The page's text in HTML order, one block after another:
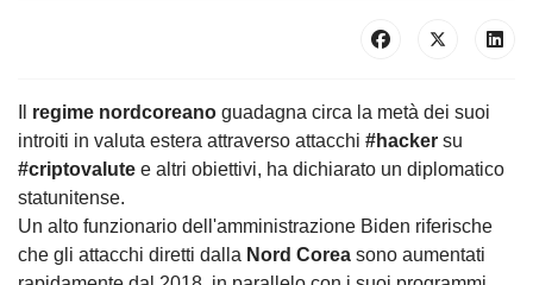
regime nordcoreano guadagna circa la metà dei suoi
introiti in valuta estera attraverso attacchi #hacker su
#criptovalute e altri obiettivi, ha dichiarato un diplomatico
statunitense.
Un alto funzionario dell'amministrazione Biden riferische
che gli attacchi diretti dalla Nord Corea sono aumentati